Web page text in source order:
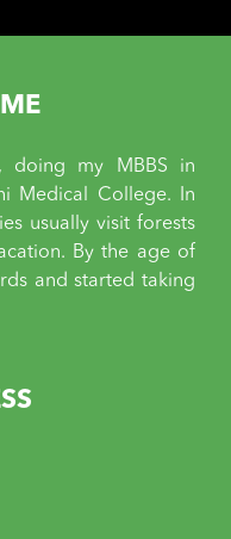
doing my MBBS in
Medical College. In
usually visit forests
By the age of
and started taking